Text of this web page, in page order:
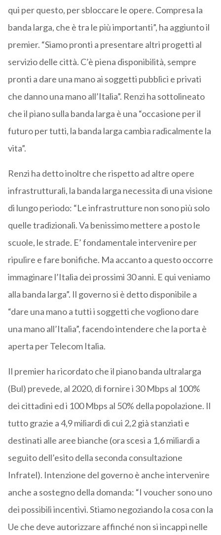
qui per questo, per sbloccare le opere. Compresa la
banda larga, che è tra le più importanti”, ha aggiunto il
premier. “Siamo pronti a presentare altri progetti al
servizio delle città. C’è piena disponibilità, sempre
pronti a dare una mano ai soggetti pubblici e privati
che danno una mano all’Italia”. Renzi ha sottolineato
che il piano sulla banda larga è una “occasione per il
futuro per tutti, la banda larga cambia radicalmente la
vita”.
Renzi ha detto inoltre che rispetto ad altre opere
infrastrutturali, la banda larga necessita di una visione
di lungo periodo: “Le infrastrutture non sono più solo
quelle tradizionali. Va benissimo mettere a posto le
scuole, le strade. E’ fondamentale intervenire per
ripulire e fare bonifiche. Ma accanto a questo occorre
immaginare l’Italia dei prossimi 30 anni. E qui veniamo
alla banda larga”. Il governo si è detto disponibile a
“dare una mano a tutti i soggetti che vogliono dare
una mano all’Italia”, facendo intendere che la porta è
aperta per Telecom Italia.
Il premier ha ricordato che il piano banda ultralarga
(Bul) prevede, al 2020, di fornire i 30 Mbps al 100%
dei cittadini ed i 100 Mbps al 50% della popolazione. Il
tutto grazie a 4,9 miliardi di cui 2,2 già stanziati e
destinati alle aree bianche (ora scesi a 1,6 miliardi a
seguito dell’esito della seconda consultazione
Infratel). Intenzione del governo è anche intervenire
anche a sostegno della domanda: “I voucher sono uno
dei possibili incentivi. Stiamo negoziando la cosa con la
Ue che deve autorizzare affinché non si incappi nelle